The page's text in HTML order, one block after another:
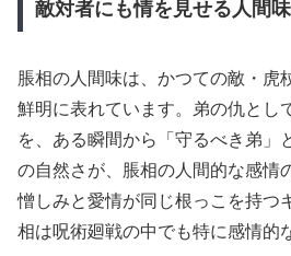
敵対者にも情を見せる人間味
脹相の人間味は、かつての敵・虎
鮮明に表れています。弟の仇とし
を、ある瞬間から「守るべき弟
の自然さが、脹相の人間的な感情
憎しみと愛情が同じ根っこを持つ
相は呪術廻戦の中でも特に感情的